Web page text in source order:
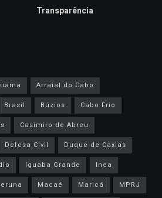
Transparência
Arraial do Cabo
Brasil Búzios
Cabo Frio
Casimiro de Abreu
Defesa Civil
Duque de Caxias
Iguaba Grande
Inea
Macaé Maricá
MPRJ